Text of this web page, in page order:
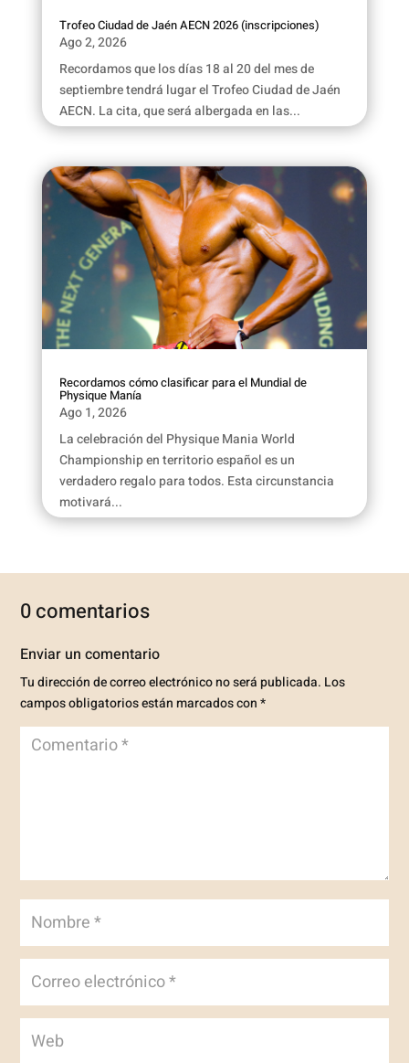
Trofeo Ciudad de Jaén AECN 2026 (inscripciones)
Ago 2, 2026
Recordamos que los días 18 al 20 del mes de
septiembre tendrá lugar el Trofeo Ciudad de Jaén
AECN. La cita, que será albergada en las...
Recordamos cómo clasificar para el Mundial de
Physique Manía
Ago 1, 2026
La celebración del Physique Mania World
Championship en territorio español es un
verdadero regalo para todos. Esta circunstancia
motivará...
0 comentarios
Enviar un comentario
Tu dirección de correo electrónico no será publicada. Los
campos obligatorios están marcados con*